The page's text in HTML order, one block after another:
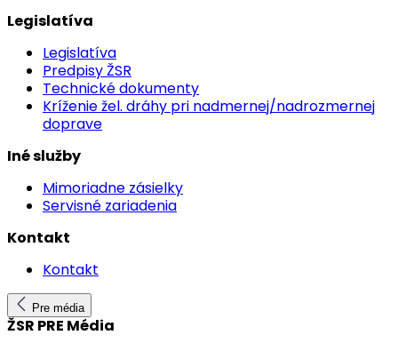
Legislatíva
Legislatíva
Predpisy ŽSR
Technické dokumenty
Kríženie žel. dráhy pri nadmernej/nadrozmernej
doprave
Iné služby
Mimoriadne zásielky
Servisné zariadenia
Kontakt
Kontakt
Pre média
ŽSR PRE Média